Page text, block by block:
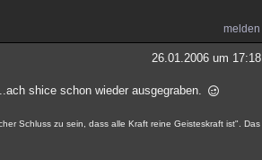
melden
26.01.2006 um 17:18
shice schon wieder ausgegraben.
Schluss zu sein, dass alle Kraft reine Geisteskraft ist". Das